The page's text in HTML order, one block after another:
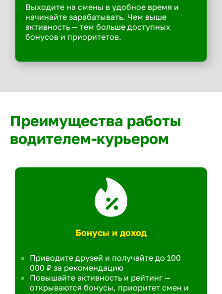
Выходите на смены в удобное время и
начинайте зарабатывать. Чем выше
активность — тем больше доступных
бонусов и приоритетов.
Преимущества работы
водителем-курьером
Бонусы и доход
Приводите друзей и получайте до 100
000 ₽ за рекомендацию
Повышайте активность и рейтинг —
открываются бонусы, приоритет смен и